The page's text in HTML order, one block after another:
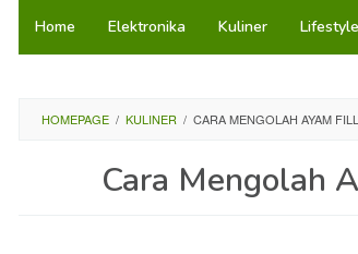
LoncatHome Elektronika Kuliner Lifestyle
HOMEPAGE / KULINER / CARA MENGOLAH AYAM
Cara Mengolah